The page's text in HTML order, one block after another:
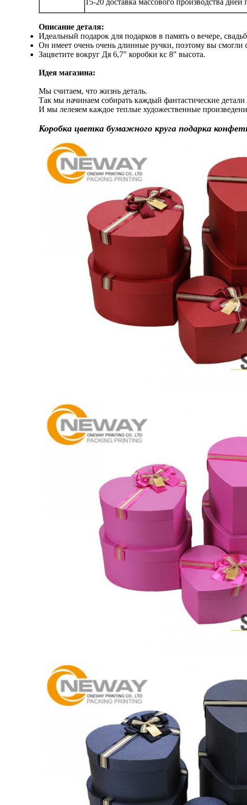
15-20 доставка массового производства дней
Описание деталя:
Идеальный подарок для подарков в память о вечере,
Он имеет очень очень длинные ручки, поэтому вы смогли
Зацветите вокруг Дя 6,7" коробки кс 8" высота.
Идея магазина:
Мы считаем, что жизнь деталь.
Так мы начинаем собирать каждый фантастические детали
И мы лелеяем каждое теплые художественные
Коробка цветка бумажного круга подарка